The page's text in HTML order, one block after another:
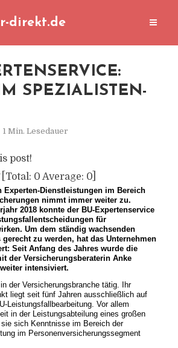
direkt.de
SPEZIALISTEN-
1 Min. Lesedauer
post!
[Total: 0 Average: 0]
Experten-Dienstleistungen im Bereich
nimmt immer weiter zu.
2018 konnte der BU-Expertenservice
für
Um dem ständig wachsenden
gerecht zu werden, hat das Unternehmen
Seit Anfang des Jahres wurde die
der Versicherungsberaterin Anke
intensiviert.
der Versicherungsbranche tätig. Ihr
liegt seit fünf Jahren ausschließlich auf
Leistungsfallbearbeitung. Vor allem
in der Leistungsabteilung eines großen
sich Kenntnisse im Bereich der
im Personenversicherungssegment